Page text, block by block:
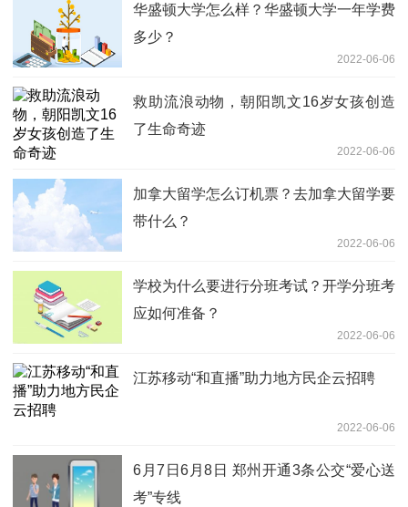
华盛顿大学怎么样？华盛顿大学一年学费
多少？
2022-06-06
救助流浪动物，朝阳凯文16岁女孩创造
了生命奇迹
2022-06-06
加拿大留学怎么订机票？去加拿大留学要
带什么？
2022-06-06
学校为什么要进行分班考试？开学分班考
应如何准备？
2022-06-06
江苏移动“和直播”助力地方民企云招聘
2022-06-06
6月7日6月8日 郑州开通3条公交“爱心送
考”专线